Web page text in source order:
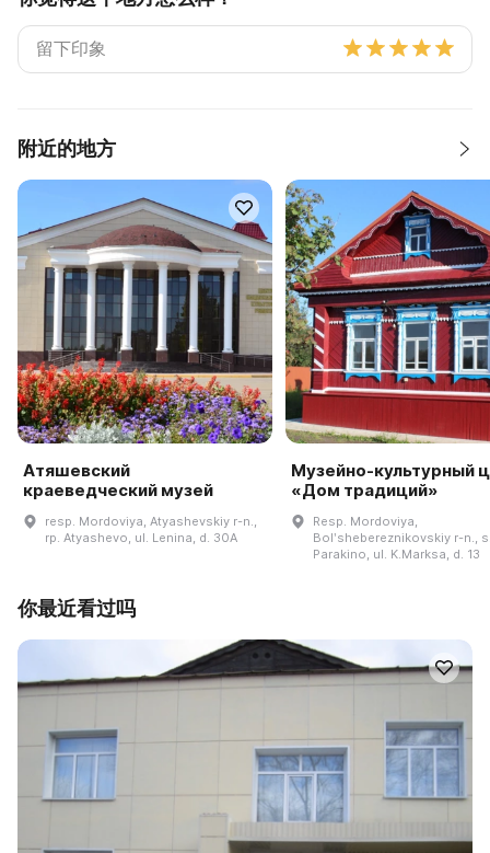
附近的地方
Атяшевский
краеведческий музей
resp. Mordoviya, Atyashevskiy r-n.,
rp. Atyashevo, ul. Lenina, d. 30A
Музейно-культурный
«Дом традиций»
Resp. Mordoviya,
Bolʹshebereznikovskiy r-n.,
Parakino, ul. K.Marksa, d. 13
你最近看过吗